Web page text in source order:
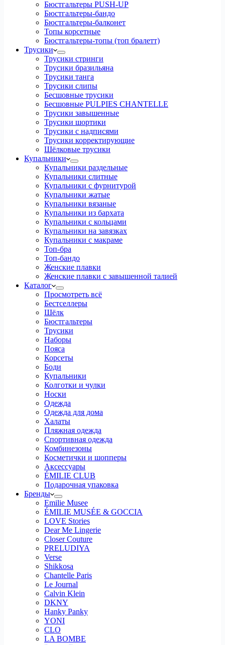
Бюстгальтеры PUSH-UP
Бюстгальтеры-бандо
Бюстгальтеры-балконет
Топы корсетные
Бюстгальтеры-топы (топ бралетт)
Трусики
Трусики стринги
Трусики бразильяна
Трусики танга
Трусики слипы
Бесшовные трусики
Бесшовные PULPIES CHANTELLE
Трусики завышенные
Трусики шортики
Трусики с надписями
Трусики корректирующие
Шёлковые трусики
Купальники
Купальники раздельные
Купальники слитные
Купальники с фурнитурой
Купальники жатые
Купальники вязаные
Купальники из бархата
Купальники с кольцами
Купальники на завязках
Купальники с макраме
Топ-бра
Топ-бандо
Женские плавки
Женские плавки с завышенной талией
Каталог
Просмотреть всё
Бестселлеры
Шёлк
Бюстгальтеры
Трусики
Наборы
Пояса
Корсеты
Боди
Купальники
Колготки и чулки
Носки
Одежда
Одежда для дома
Халаты
Пляжная одежда
Спортивная одежда
Комбинезоны
Косметички и шопперы
Аксессуары
ÉMILIE CLUB
Подарочная упаковка
Бренды
Emilie Musee
ÉMILIE MUSÉE & GOCCIA
LOVE Stories
Dear Me Lingerie
Closer Couture
PRELUDIYA
Verse
Shikkosa
Chantelle Paris
Le Journal
Calvin Klein
DKNY
Hanky Panky
YONI
CLO
LA BOMBE